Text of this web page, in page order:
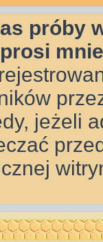
próby
jeżeli